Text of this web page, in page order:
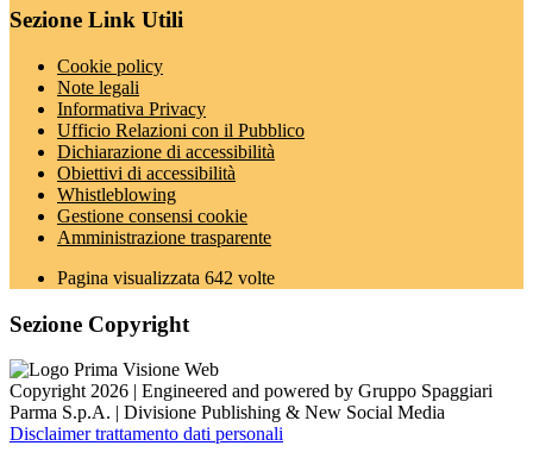
Sezione Link Utili
Cookie policy
Note legali
Informativa Privacy
Ufficio Relazioni con il Pubblico
Dichiarazione di accessibilità
Obiettivi di accessibilità
Whistleblowing
Gestione consensi cookie
Amministrazione trasparente
Pagina visualizzata 642 volte
Sezione Copyright
Copyright 2026 | Engineered and powered by Gruppo Spaggiari
Parma S.p.A. | Divisione Publishing & New Social Media
Disclaimer trattamento dati personali